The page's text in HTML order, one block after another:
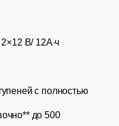
В/ 12А·ч
с полностью
до 500